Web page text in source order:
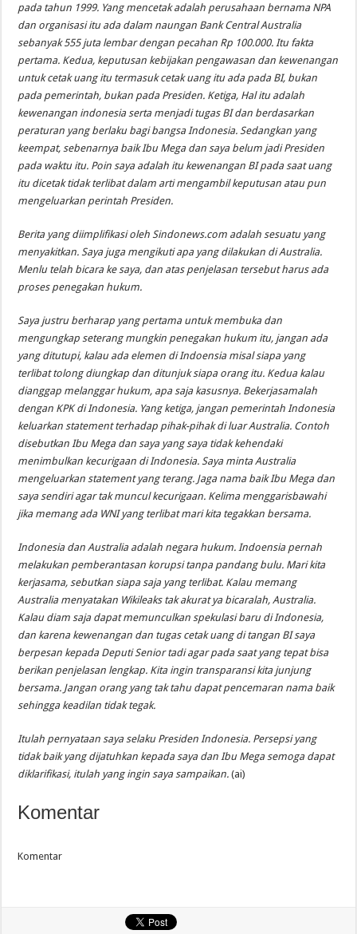
pada tahun 1999. Yang mencetak adalah perusahaan bernama NPA
dan organisasi itu ada dalam naungan Bank Central Australia
sebanyak 555 juta lembar dengan pecahan Rp 100.000. Itu fakta
pertama. Kedua, keputusan kebijakan pengawasan dan kewenangan
untuk cetak uang itu termasuk cetak uang itu ada pada BI, bukan
pada pemerintah, bukan pada Presiden. Ketiga, Hal itu adalah
kewenangan indonesia serta menjadi tugas BI dan berdasarkan
peraturan yang berlaku bagi bangsa Indonesia. Sedangkan yang
keempat, sebenarnya baik Ibu Mega dan saya belum jadi Presiden
pada waktu itu. Poin saya adalah itu kewenangan BI pada saat uang
itu dicetak tidak terlibat dalam arti mengambil keputusan atau pun
mengeluarkan perintah Presiden.
Berita yang diimplifikasi oleh Sindonews.com adalah sesuatu yang
menyakitkan. Saya juga mengikuti apa yang dilakukan di Australia.
Menlu telah bicara ke saya, dan atas penjelasan tersebut harus ada
proses penegakan hukum.
Saya justru berharap yang pertama untuk membuka dan
mengungkap seterang mungkin penegakan hukum itu, jangan ada
yang ditutupi, kalau ada elemen di Indoensia misal siapa yang
terlibat tolong diungkap dan ditunjuk siapa orang itu. Kedua kalau
dianggap melanggar hukum, apa saja kasusnya. Bekerjasamalah
dengan KPK di Indonesia. Yang ketiga, jangan pemerintah Indonesia
keluarkan statement terhadap pihak-pihak di luar Australia. Contoh
disebutkan Ibu Mega dan saya yang saya tidak kehendaki
menimbulkan kecurigaan di Indonesia. Saya minta Australia
mengeluarkan statement yang terang. Jaga nama baik Ibu Mega dan
saya sendiri agar tak muncul kecurigaan. Kelima menggarisbawahi
jika memang ada WNI yang terlibat mari kita tegakkan bersama.
Indonesia dan Australia adalah negara hukum. Indoensia pernah
melakukan pemberantasan korupsi tanpa pandang bulu. Mari kita
kerjasama, sebutkan siapa saja yang terlibat. Kalau memang
Australia menyatakan Wikileaks tak akurat ya bicaralah, Australia.
Kalau diam saja dapat memunculkan spekulasi baru di Indonesia,
dan karena kewenangan dan tugas cetak uang di tangan BI saya
berpesan kepada Deputi Senior tadi agar pada saat yang tepat bisa
berikan penjelasan lengkap. Kita ingin transparansi kita junjung
bersama. Jangan orang yang tak tahu dapat pencemaran nama baik
sehingga keadilan tidak tegak.
Itulah pernyataan saya selaku Presiden Indonesia. Persepsi yang
tidak baik yang dijatuhkan kepada saya dan Ibu Mega semoga dapat
diklarifikasi, itulah yang ingin saya sampaikan. (ai)
Komentar
Komentar